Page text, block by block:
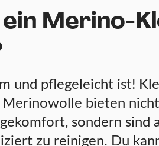
Merino-
und pflegeleicht ist!
Merinowolle bieten
sondern sind
zu reinigen. Du